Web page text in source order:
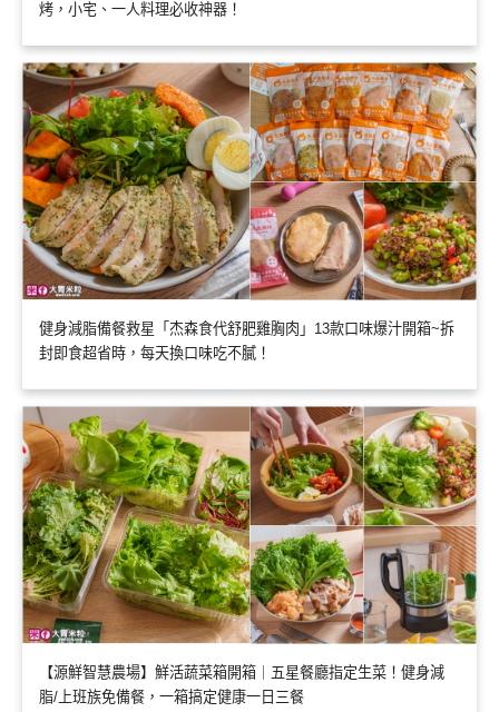
烤，小宅、一人料理必收神器！
健身減脂備餐救星「杰森食代舒肥雞胸肉」13款口味爆汁開箱~拆
封即食超省時，每天換口味吃不膩！
【源鮮智慧農場】鮮活蔬菜箱開箱｜五星餐廳指定生菜！健身減
脂/上班族免備餐，一箱搞定健康一日三餐